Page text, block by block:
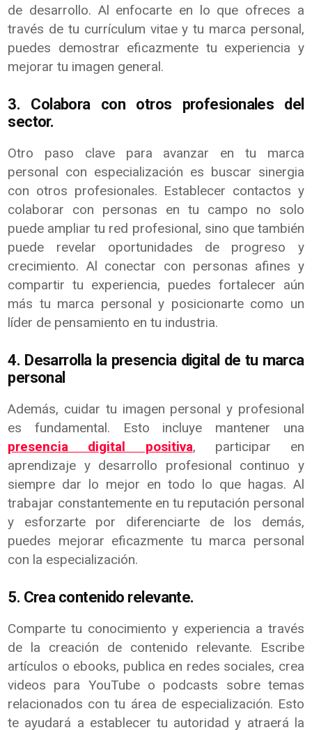
de desarrollo. Al enfocarte en lo que ofreces a
través de tu currículum vitae y tu marca personal,
puedes demostrar eficazmente tu experiencia y
mejorar tu imagen general.
3. Colabora con otros profesionales del
sector.
Otro paso clave para avanzar en tu marca
personal con especialización es buscar sinergia
con otros profesionales. Establecer contactos y
colaborar con personas en tu campo no solo
puede ampliar tu red profesional, sino que también
puede revelar oportunidades de progreso y
crecimiento. Al conectar con personas afines y
compartir tu experiencia, puedes fortalecer aún
más tu marca personal y posicionarte como un
líder de pensamiento en tu industria.
4. Desarrolla la presencia digital de tu marca
personal
Además, cuidar tu imagen personal y profesional
es fundamental. Esto incluye mantener una
presencia digital positiva, participar en
aprendizaje y desarrollo profesional continuo y
siempre dar lo mejor en todo lo que hagas. Al
trabajar constantemente en tu reputación personal
y esforzarte por diferenciarte de los demás,
puedes mejorar eficazmente tu marca personal
con la especialización.
5. Crea contenido relevante.
Comparte tu conocimiento y experiencia a través
de la creación de contenido relevante. Escribe
artículos o ebooks, publica en redes sociales, crea
videos para YouTube o podcasts sobre temas
relacionados con tu área de especialización. Esto
te ayudará a establecer tu autoridad y atraerá la